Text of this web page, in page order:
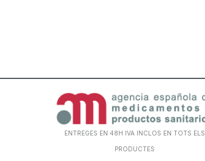
ENTREGES EN 48H IVA INCLOS EN TOTS ELS
PRODUCTES